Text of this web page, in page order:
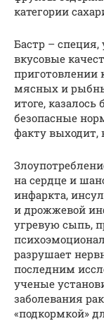
категории
Бастр –
вкусовые
приготовлении
мясных и
итоге,
безопасные
факту выходит,
на сердце и
инфаркта,
и дрожжевой
угревую сыпь,
разрушает
последним
ученые
заболевания
«подкормкой»